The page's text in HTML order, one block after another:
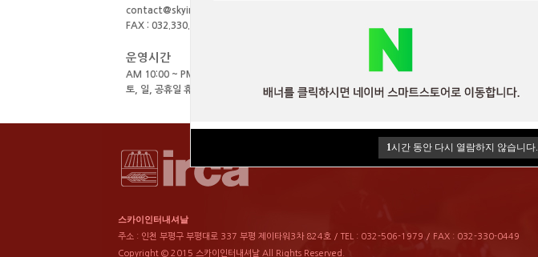
1시간 동안 다시 열람하지 않습니다.
contact@skyint.co.kr
FAX : 032.330.0449
운영시간
AM 10:00 ~ PM 18:00
토, 일, 공휴일 휴무
스카이인터내셔날
주소 : 인천 부평구 부평대로 337 부평 제이타워3차 824호 / TEL : 032-506-1979 / FAX : 032-330-0449
Copyright © 2015 스카이인터내셔날 All Rights Reserved.